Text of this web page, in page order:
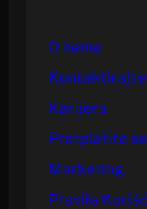
O nama
Kontaktirajte
Karijera
Pretplatite
Marketing
Pravila